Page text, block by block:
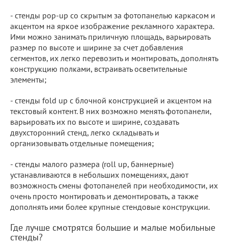
- стенды pop-up со скрытым за фотопанелью каркасом и
акцентом на яркое изображение рекламного характера.
Ими можно занимать приличную площадь, варьировать
размер по высоте и ширине за счет добавления
сегментов, их легко перевозить и монтировать, дополнять
конструкцию полками, встраивать осветительные
элементы;
- стенды fold up с блочной конструкцией и акцентом на
текстовый контент. В них возможно менять фотопанели,
варьировать их по высоте и ширине, создавать
двухсторонний стенд, легко складывать и
организовывать отдельные помещения;
- стенды малого размера (roll up, баннерные)
устанавливаются в небольших помещениях, дают
возможность смены фотопанелей при необходимости, их
очень просто монтировать и демонтировать, а также
дополнять ими более крупные стендовые конструкции.
Где лучше смотрятся большие и малые мобильные
стенды?